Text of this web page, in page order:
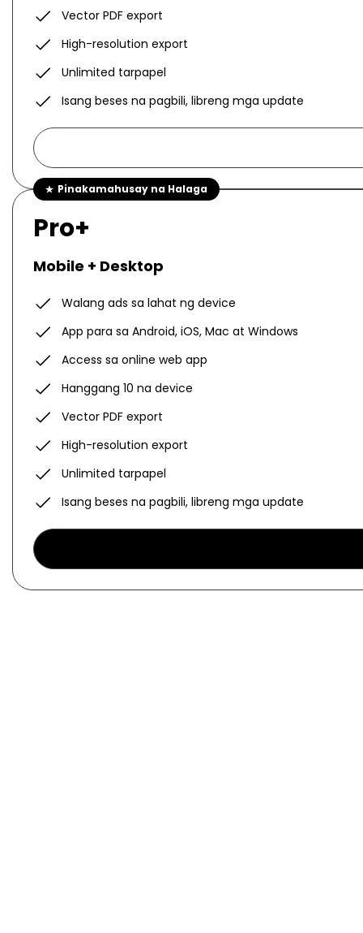
Vector PDF export
High-resolution export
Unlimited tarpapel
Isang beses na pagbili, libreng mga update
Pinakamahusay na Halaga
Pro+
Mobile + Desktop
Walang ads sa lahat ng device
App para sa Android, iOS, Mac at Windows
Access sa online web app
Hanggang 10 na device
Vector PDF export
High-resolution export
Unlimited tarpapel
Isang beses na pagbili, libreng mga update